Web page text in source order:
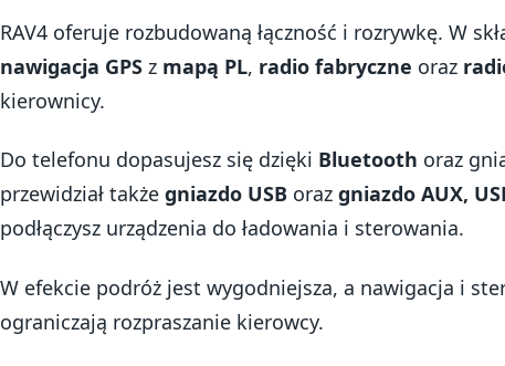
RAV4 oferuje rozbudowaną łączność i rozrywkę. W
nawigacja GPS z mapą PL, radio fabryczne oraz
kierownicy.
Do telefonu dopasujesz się dzięki Bluetooth oraz
przewidział także gniazdo USB oraz gniazdo AUX,
podłączysz urządzenia do ładowania i sterowania.
W efekcie podróż jest wygodniejsza, a nawigacja i
ograniczają rozpraszanie kierowcy.